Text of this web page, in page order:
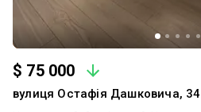
$ 75 000
вулиця Остафія Дашковича, 34